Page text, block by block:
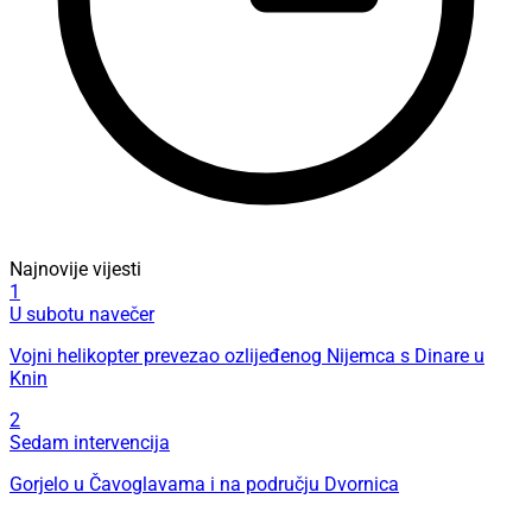
Najnovije vijesti
1
U subotu navečer
Vojni helikopter prevezao ozlijeđenog Nijemca s Dinare u
Knin
2
Sedam intervencija
Gorjelo u Čavoglavama i na području Dvornica